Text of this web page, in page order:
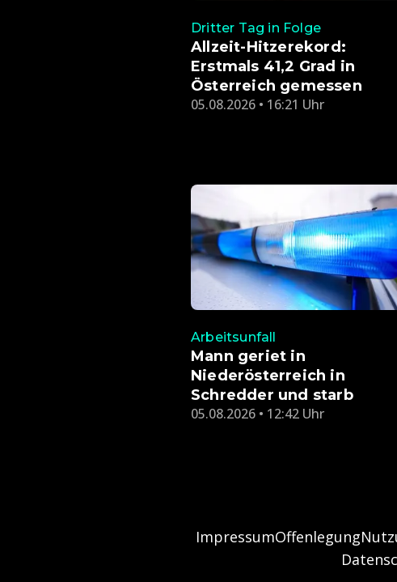
Dritter Tag in Folge
Allzeit-Hitzerekord:
Erstmals 41,2 Grad in
Österreich gemessen
05.08.2026 • 16:21 Uhr
Arbeitsunfall
Mann geriet in
Niederösterreich in
Schredder und starb
05.08.2026 • 12:42 Uhr
ImpressumOffenlegung